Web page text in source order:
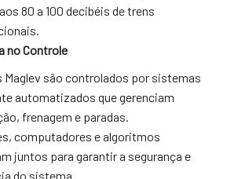
80 a 100 decibéis de trens
no Controle
Maglev são controlados por sistemas
automatizados que gerenciam
frenagem e paradas.
computadores e algoritmos
juntos para garantir a segurança e
do sistema.